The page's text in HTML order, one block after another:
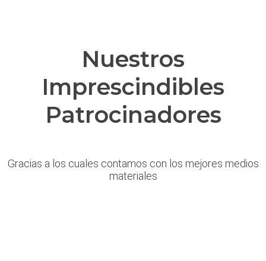
Nuestros
Imprescindibles
Patrocinadores
Gracias a los cuales contamos con los mejores medios
materiales